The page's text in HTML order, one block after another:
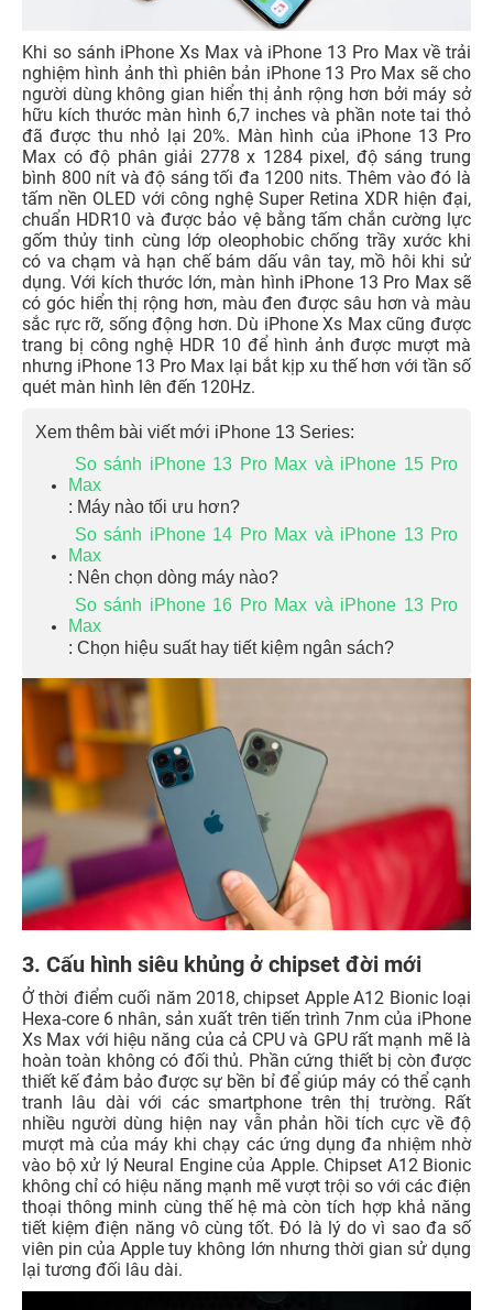
Khi so sánh iPhone Xs Max và iPhone 13 Pro Max về trải
nghiệm hình ảnh thì phiên bản iPhone 13 Pro Max sẽ cho
người dùng không gian hiển thị ảnh rộng hơn bởi máy sở
hữu kích thước màn hình 6,7 inches và phần note tai thỏ
đã được thu nhỏ lại 20%. Màn hình của iPhone 13 Pro
Max có độ phân giải 2778 x 1284 pixel, độ sáng trung
bình 800 nít và độ sáng tối đa 1200 nits. Thêm vào đó là
tấm nền OLED với công nghệ Super Retina XDR hiện đại,
chuẩn HDR10 và được bảo vệ bằng tấm chắn cường lực
gốm thủy tinh cùng lớp oleophobic chống trầy xước khi
có va chạm và hạn chế bám dấu vân tay, mồ hôi khi sử
dụng. Với kích thước lớn, màn hình iPhone 13 Pro Max sẽ
có góc hiển thị rộng hơn, màu đen được sâu hơn và màu
sắc rực rỡ, sống động hơn. Dù iPhone Xs Max cũng được
trang bị công nghệ HDR 10 để hình ảnh được mượt mà
nhưng iPhone 13 Pro Max lại bắt kịp xu thế hơn với tần số
quét màn hình lên đến 120Hz.
Xem thêm bài viết mới iPhone 13 Series:
So sánh iPhone 13 Pro Max và iPhone 15 Pro
Max
: Máy nào tối ưu hơn?
So sánh iPhone 14 Pro Max và iPhone 13 Pro
Max
: Nên chọn dòng máy nào?
So sánh iPhone 16 Pro Max và iPhone 13 Pro
Max
: Chọn hiệu suất hay tiết kiệm ngân sách?
3. Cấu hình siêu khủng ở chipset đời mới
Ở thời điểm cuối năm 2018, chipset Apple A12 Bionic loại
Hexa-core 6 nhân, sản xuất trên tiến trình 7nm của iPhone
Xs Max với hiệu năng của cả CPU và GPU rất mạnh mẽ là
hoàn toàn không có đối thủ. Phần cứng thiết bị còn được
thiết kế đảm bảo được sự bền bỉ để giúp máy có thể cạnh
tranh lâu dài với các smartphone trên thị trường. Rất
nhiều người dùng hiện nay vẫn phản hồi tích cực về độ
mượt mà của máy khi chạy các ứng dụng đa nhiệm nhờ
vào bộ xử lý Neural Engine của Apple. Chipset A12 Bionic
không chỉ có hiệu năng mạnh mẽ vượt trội so với các điện
thoại thông minh cùng thế hệ mà còn tích hợp khả năng
tiết kiệm điện năng vô cùng tốt. Đó là lý do vì sao đa số
viên pin của Apple tuy không lớn nhưng thời gian sử dụng
lại tương đối lâu dài.